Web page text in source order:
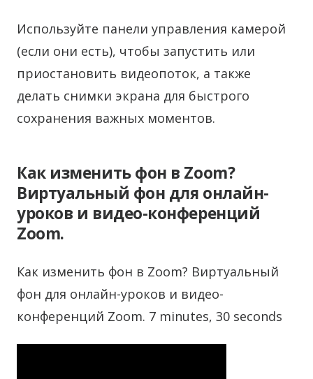
Используйте панели управления камерой
(если они есть), чтобы запустить или
приостановить видеопоток, а также
делать снимки экрана для быстрого
сохранения важных моментов.
Как изменить фон в Zoom?
Виртуальный фон для онлайн-
уроков и видео-конференций
Zoom.
Как изменить фон в Zoom? Виртуальный
фон для онлайн-уроков и видео-
конференций Zoom. 7 minutes, 30 seconds